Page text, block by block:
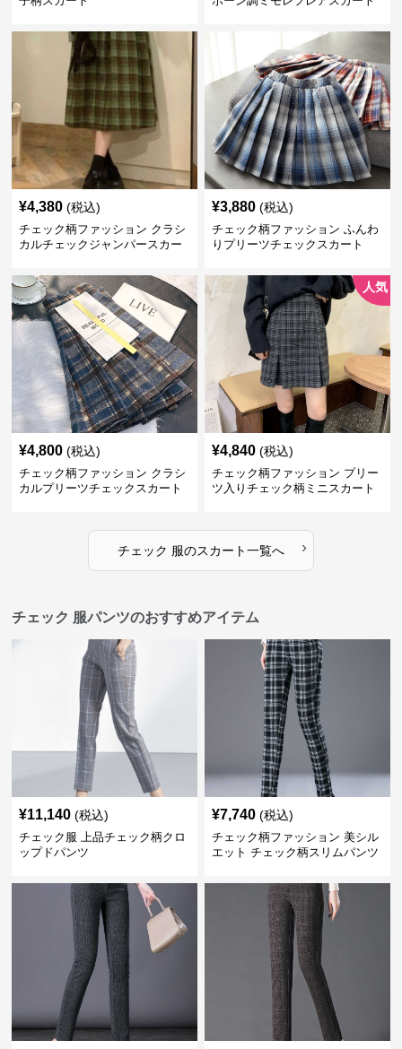
¥4,380 (税込)
チェック柄ファッション クラシ
カルチェックジャンパースカー
¥3,880 (税込)
チェック柄ファッション ふんわ
りプリーツチェックスカート
¥4,800 (税込)
チェック柄ファッション クラシ
カルプリーツチェックスカート
人気
¥4,840 (税込)
チェック柄ファッション プリー
ツ入りチェック柄ミニスカート
チェック 服のスカート一覧へ ›
チェック 服パンツのおすすめアイテム
¥11,140 (税込)
チェック服 上品チェック柄クロ
ップドパンツ
¥7,740 (税込)
チェック柄ファッション 美シル
エット チェック柄スリムパンツ